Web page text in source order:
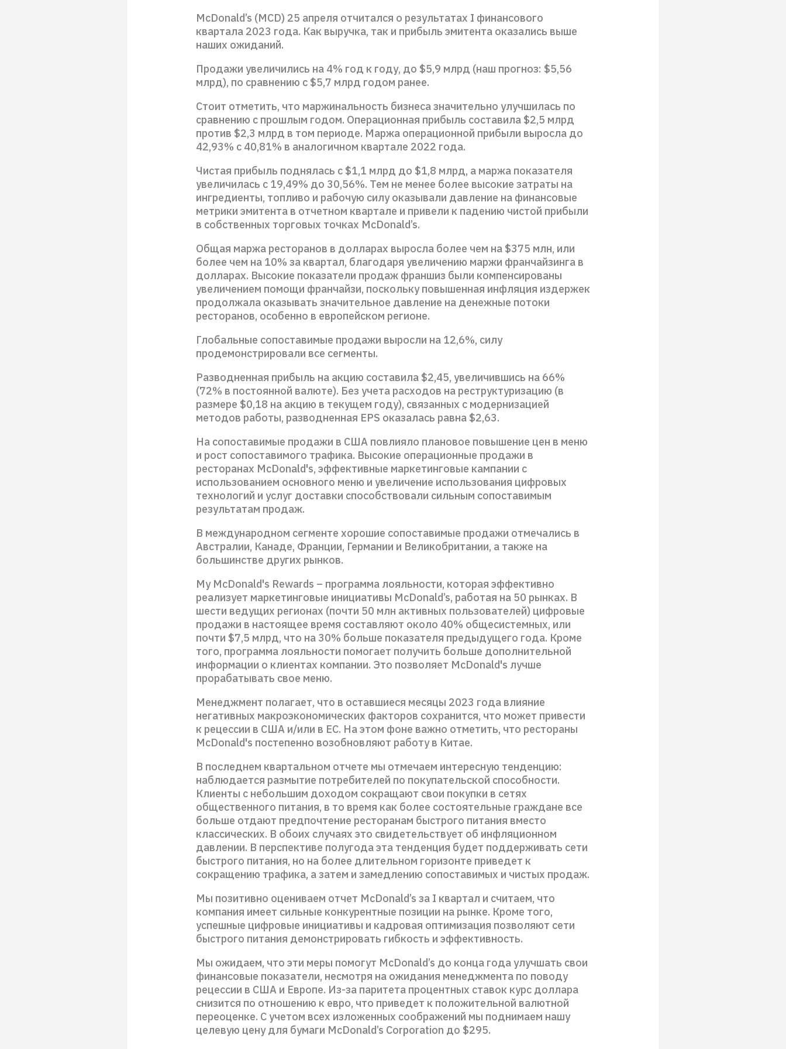
McDonald’s (MCD) 25 апреля отчитался о результатах I финансового
квартала 2023 года. Как выручка, так и прибыль эмитента оказались выше
наших ожиданий.
Продажи увеличились на 4% год к году, до $5,9 млрд (наш прогноз: $5,56
млрд), по сравнению с $5,7 млрд годом ранее.
Стоит отметить, что маржинальность бизнеса значительно улучшилась по
сравнению с прошлым годом. Операционная прибыль составила $2,5 млрд
против $2,3 млрд в том периоде. Маржа операционной прибыли выросла до
42,93% с 40,81% в аналогичном квартале 2022 года.
Чистая прибыль поднялась с $1,1 млрд до $1,8 млрд, а маржа показателя
увеличилась с 19,49% до 30,56%. Тем не менее более высокие затраты на
ингредиенты, топливо и рабочую силу оказывали давление на финансовые
метрики эмитента в отчетном квартале и привели к падению чистой прибыли
в собственных торговых точках McDonald’s.
Общая маржа ресторанов в долларах выросла более чем на $375 млн, или
более чем на 10% за квартал, благодаря увеличению маржи франчайзинга в
долларах. Высокие показатели продаж франшиз были компенсированы
увеличением помощи франчайзи, поскольку повышенная инфляция издержек
продолжала оказывать значительное давление на денежные потоки
ресторанов, особенно в европейском регионе.
Глобальные сопоставимые продажи выросли на 12,6%, силу
продемонстрировали все сегменты.
Разводненная прибыль на акцию составила $2,45, увеличившись на 66%
(72% в постоянной валюте). Без учета расходов на реструктуризацию (в
размере $0,18 на акцию в текущем году), связанных с модернизацией
методов работы, разводненная EPS оказалась равна $2,63.
На сопоставимые продажи в США повлияло плановое повышение цен в меню
и рост сопоставимого трафика. Высокие операционные продажи в
ресторанах McDonald's, эффективные маркетинговые кампании с
использованием основного меню и увеличение использования цифровых
технологий и услуг доставки способствовали сильным сопоставимым
результатам продаж.
В международном сегменте хорошие сопоставимые продажи отмечались в
Австралии, Канаде, Франции, Германии и Великобритании, а также на
большинстве других рынков.
My McDonald's Rewards – программа лояльности, которая эффективно
реализует маркетинговые инициативы McDonald’s, работая на 50 рынках. В
шести ведущих регионах (почти 50 млн активных пользователей) цифровые
продажи в настоящее время составляют около 40% общесистемных, или
почти $7,5 млрд, что на 30% больше показателя предыдущего года. Кроме
того, программа лояльности помогает получить больше дополнительной
информации о клиентах компании. Это позволяет McDonald's лучше
прорабатывать свое меню.
Менеджмент полагает, что в оставшиеся месяцы 2023 года влияние
негативных макроэкономических факторов сохранится, что может привести
к рецессии в США и/или в ЕС. На этом фоне важно отметить, что рестораны
McDonald's постепенно возобновляют работу в Китае.
В последнем квартальном отчете мы отмечаем интересную тенденцию:
наблюдается размытие потребителей по покупательской способности.
Клиенты с небольшим доходом сокращают свои покупки в сетях
общественного питания, в то время как более состоятельные граждане все
больше отдают предпочтение ресторанам быстрого питания вместо
классических. В обоих случаях это свидетельствует об инфляционном
давлении. В перспективе полугода эта тенденция будет поддерживать сети
быстрого питания, но на более длительном горизонте приведет к
сокращению трафика, а затем и замедлению сопоставимых и чистых продаж.
Мы позитивно оцениваем отчет McDonald’s за I квартал и считаем, что
компания имеет сильные конкурентные позиции на рынке. Кроме того,
успешные цифровые инициативы и кадровая оптимизация позволяют сети
быстрого питания демонстрировать гибкость и эффективность.
Мы ожидаем, что эти меры помогут McDonald’s до конца года улучшать свои
финансовые показатели, несмотря на ожидания менеджмента по поводу
рецессии в США и Европе. Из-за паритета процентных ставок курс доллара
снизится по отношению к евро, что приведет к положительной валютной
переоценке. С учетом всех изложенных соображений мы поднимаем нашу
целевую цену для бумаги McDonald’s Corporation до $295.